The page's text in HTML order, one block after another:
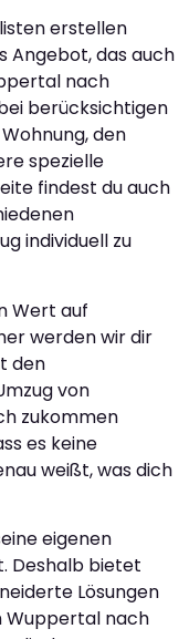
erstellen
Angebot, das auch
nach
berücksichtigen
den
spezielle
findest du auch
individuell zu
Wert auf
werden wir dir
den
von
zukommen
es keine
weißt, was dich
eigenen
Deshalb bietet
Lösungen
Wuppertal nach